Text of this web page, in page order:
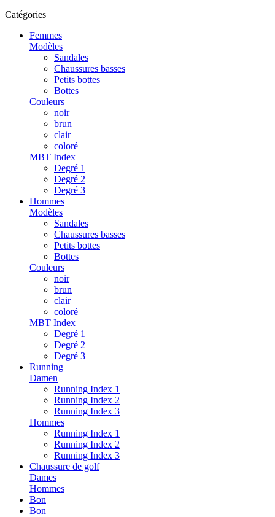
Catégories
Femmes
Modèles
Sandales
Chaussures basses
Petits bottes
Bottes
Couleurs
noir
brun
clair
coloré
MBT Index
Degré 1
Degré 2
Degré 3
Hommes
Modèles
Sandales
Chaussures basses
Petits bottes
Bottes
Couleurs
noir
brun
clair
coloré
MBT Index
Degré 1
Degré 2
Degré 3
Running
Damen
Running Index 1
Running Index 2
Running Index 3
Hommes
Running Index 1
Running Index 2
Running Index 3
Chaussure de golf
Dames
Hommes
Bon
Bon